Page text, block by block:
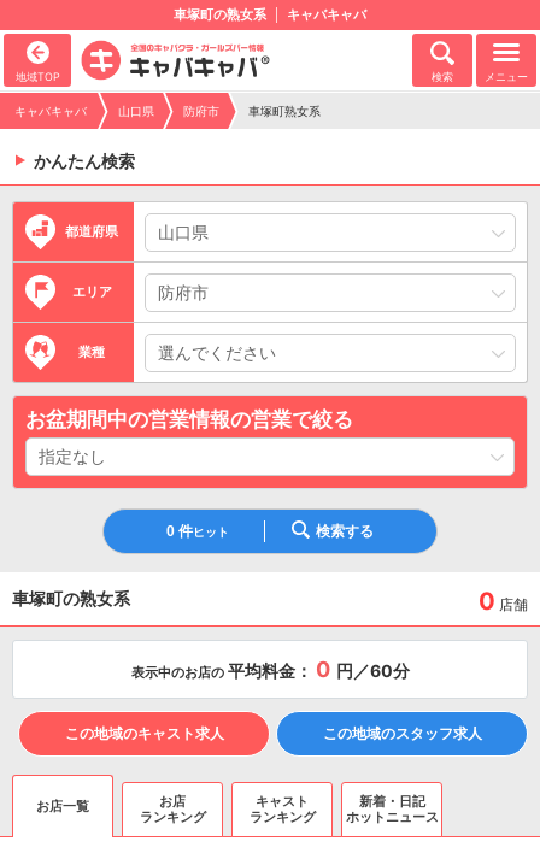
車塚町の熟女系 キャバキャバ
地域TOP 検索 メニュー
キャバキャバ 山口県 防府市 車塚町熟女系
かんたん検索
都道府県
エリア
業種
お盆期間中の営業情報の営業で絞る
0 件ヒット 検索する
車塚町の熟女系 0 店舗
表示中のお店の 平均料金： 0 円／60分
この地域のキャスト求人 この地域のスタッフ求人
お店一覧
お店
ランキング
キャスト
ランキング
新着・日記
ホットニュース